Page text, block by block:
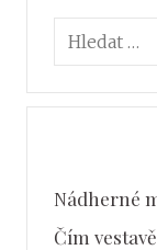
Nádherné
Čím